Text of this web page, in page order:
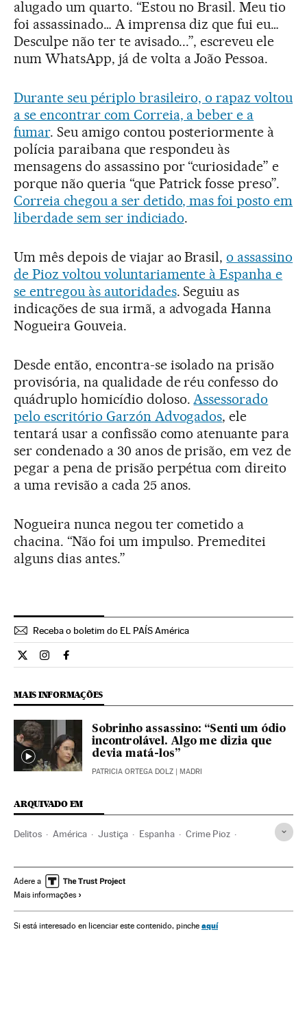
alugado um quarto. “Estou no Brasil. Meu tio
foi assassinado… A imprensa diz que fui eu…
Desculpe não ter te avisado...”, escreveu ele
num WhatsApp, já de volta a João Pessoa.
Durante seu périplo brasileiro, o rapaz voltou
a se encontrar com Correia, a beber e a
fumar. Seu amigo contou posteriormente à
polícia paraibana que respondeu às
mensagens do assassino por “curiosidade” e
porque não queria “que Patrick fosse preso”.
Correia chegou a ser detido, mas foi posto em
liberdade sem ser indiciado.
Um mês depois de viajar ao Brasil,o assassino
de Pioz voltou voluntariamente à Espanha e
se entregou às autoridades. Seguiu as
indicações de sua irmã, a advogada Hanna
Nogueira Gouveia.
Desde então, encontra-se isolado na prisão
provisória, na qualidade de réu confesso do
quádruplo homicídio doloso. Assessorado
pelo escritório Garzón Advogados, ele
tentará usar a confissão como atenuante para
ser condenado a 30 anos de prisão, em vez de
pegar a pena de prisão perpétua com direito
a uma revisão a cada 25 anos.
Nogueira nunca negou ter cometido a
chacina. “Não foi um impulso. Premeditei
alguns dias antes.”
Receba o boletim do EL PAÍS América
Internacional El País Brasil en Twitter
Internacional El País Brasil en Instagram
Internacional El País Brasil en Facebook
MAIS INFORMAÇÕES
Sobrinho assassino: “Senti um ódio
incontrolável. Algo me dizia que
devia matá-los”
PATRICIA ORTEGA DOLZ | MADRI
ARQUIVADO EM
Delitos América Justiça Espanha Crime Pioz
Assassinatos Brasil Acontecimentos
América Latina
Adere a
Mais informações
Si está interesado en licenciar este contenido, pinche aquí